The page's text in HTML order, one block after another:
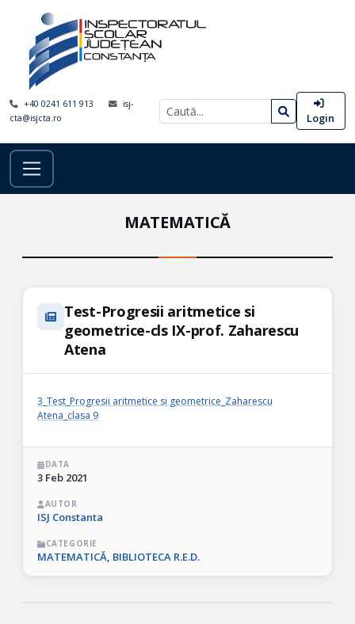
+40 0241 611 913
isj-
cta@isjcta.ro
Login
MATEMATICĂ
Test-Progresii aritmetice si
geometrice-cls IX-prof. Zaharescu
Atena
3_Test_Progresii aritmetice si geometrice_Zaharescu
Atena_clasa 9
DATA
3 Feb 2021
AUTOR
ISJ Constanta
CATEGORIE
MATEMATICĂ, BIBLIOTECA R.E.D.